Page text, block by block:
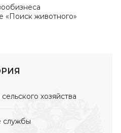
животного»
хозяйства
службы